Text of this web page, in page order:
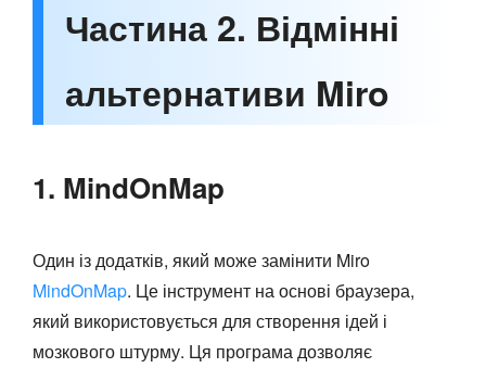
Частина 2. Відмінні
альтернативи Miro
1. MindOnMap
Один із додатків, який може замінити Miro
MindOnMap. Це інструмент на основі браузера,
який використовується для створення ідей і
мозкового штурму. Ця програма дозволяє